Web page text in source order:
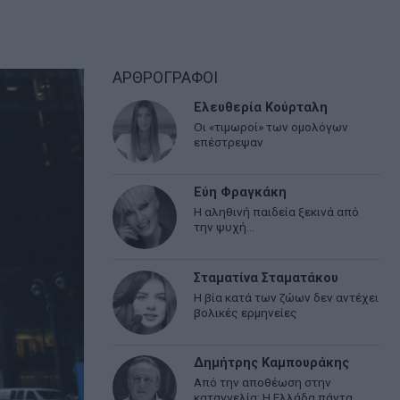
ΑΡΘΡΟΓΡΑΦΟΙ
Ελευθερία Κούρταλη
Οι «τιμωροί» των ομολόγων
επέστρεψαν
Εύη Φραγκάκη
Η αληθινή παιδεία ξεκινά από
την ψυχή…
Σταματίνα Σταματάκου
Η βία κατά των ζώων δεν αντέχει
βολικές ερμηνείες
Δημήτρης Καμπουράκης
Από την αποθέωση στην